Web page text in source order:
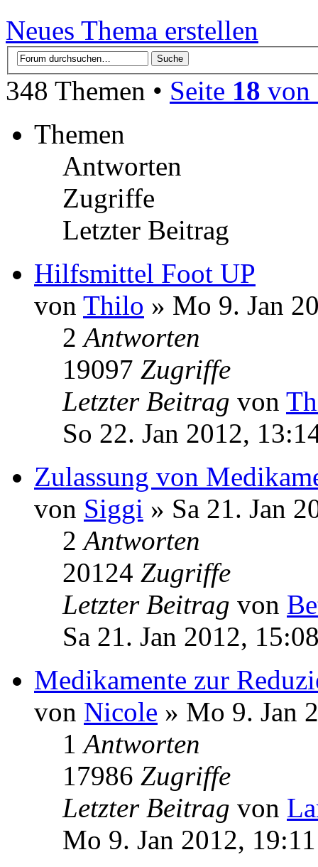
Neues Thema erstellen
348 Themen • Seite 18 von
Themen
Antworten
Zugriffe
Letzter Beitrag
Hilfsmittel Foot UP
von Thilo » Mo 9. Jan
2Antworten
19097 Zugriffe
Letzter Beitrag von
So 22. Jan 2012,
Zulassung von
von Siggi » Sa 21. Jan
2Antworten
20124 Zugriffe
Letzter Beitrag von
Sa 21. Jan 2012,
Medikamente zur
von Nicole » Mo 9. Jan
1Antworten
17986 Zugriffe
Letzter Beitrag von
Mo 9. Jan 2012, 19:11